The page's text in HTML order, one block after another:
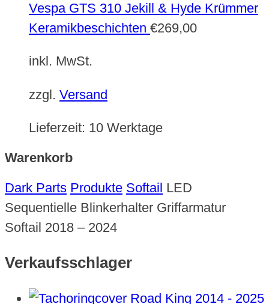
Vespa GTS 310 Jekill & Hyde Krümmer
Keramikbeschichten €269,00
inkl. MwSt.
zzgl. Versand
Lieferzeit: 10 Werktage
Warenkorb
Dark Parts Produkte Softail LED
Sequentielle Blinkerhalter Griffarmatur
Softail 2018 – 2024
Verkaufsschlager